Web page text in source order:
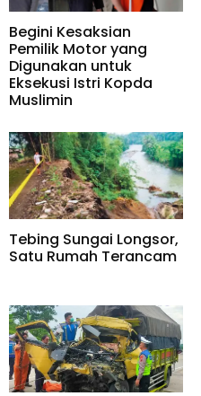
Begini Kesaksian
Pemilik Motor yang
Digunakan untuk
Eksekusi Istri Kopda
Muslimin
Tebing Sungai Longsor,
Satu Rumah Terancam